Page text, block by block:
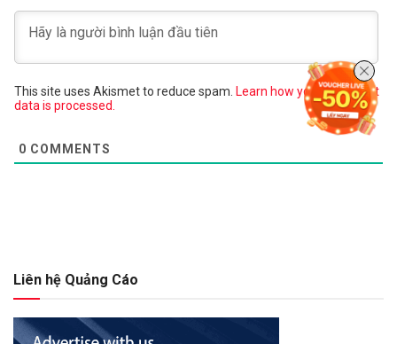
This site uses Akismet to reduce spam. Learn how your comment
data is processed.
0 COMMENTS
Liên hệ Quảng Cáo